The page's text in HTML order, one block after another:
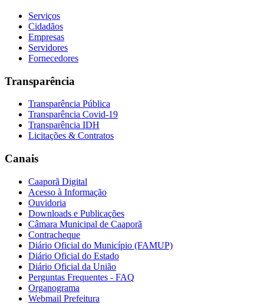
Serviços
Cidadãos
Empresas
Servidores
Fornecedores
Transparência
Transparência Pública
Transparência Covid-19
Transparência IDH
Licitações & Contratos
Canais
Caaporã Digital
Acesso à Informação
Ouvidoria
Downloads e Publicações
Câmara Municipal de Caaporã
Contracheque
Diário Oficial do Município (FAMUP)
Diário Oficial do Estado
Diário Oficial da União
Perguntas Frequentes - FAQ
Organograma
Webmail Prefeitura